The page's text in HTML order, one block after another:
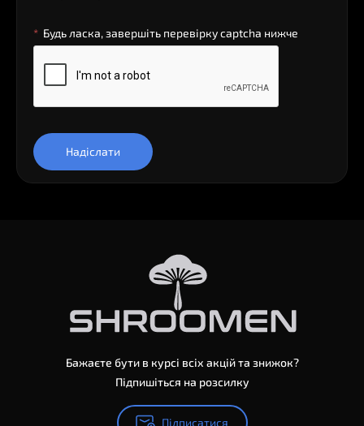
Будь ласка, завершіть перевірку captcha нижче
Надіслати
Бажаєте бути в курсі всіх акцій та знижок?
Підпишіться на розсилку
Підписатися